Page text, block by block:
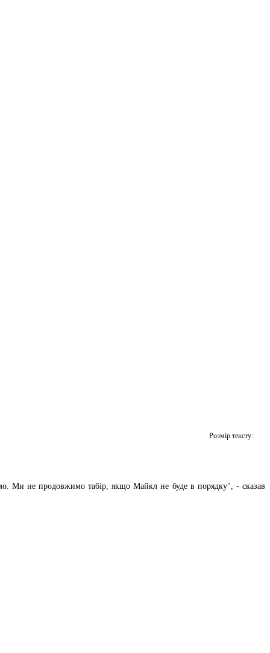
Розмір тексту:
Ми не продовжимо табір, якщо Майкл не буде в порядку", - сказав